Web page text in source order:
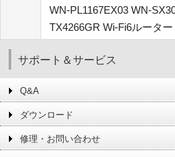
WN-PL1167EX03 WN-
TX4266GR Wi-Fi6ルータ
サポート＆サービス
Q&A
ダウンロード
修理・お問い合わせ